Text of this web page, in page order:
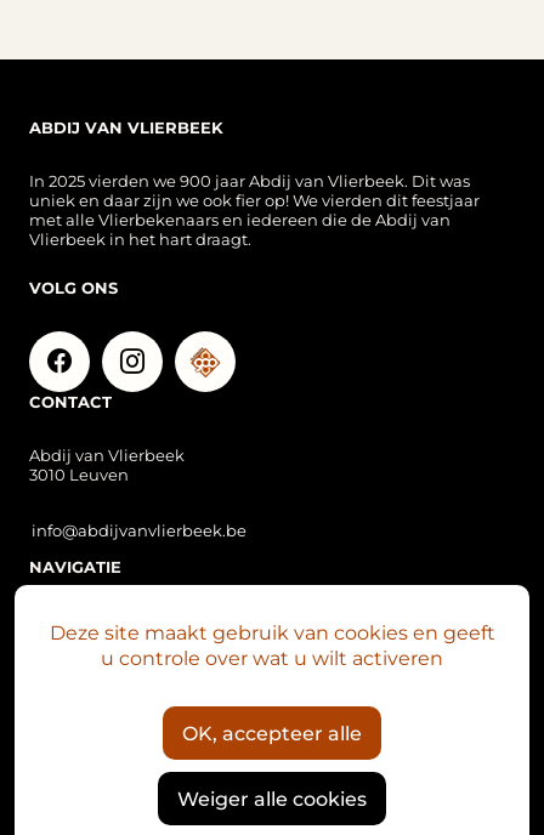
ABDIJ VAN VLIERBEEK
In 2025 vierden we 900 jaar Abdij van Vlierbeek. Dit was
uniek en daar zijn we ook fier op! We vierden dit feestjaar
met alle Vlierbekenaars en iedereen die de Abdij van
Vlierbeek in het hart draagt.
VOLG ONS
CONTACT
Abdij van Vlierbeek
3010 Leuven
info@abdijvanvlierbeek.be
NAVIGATIE
Vlierbeek nu
Het Mariaklokkenspel
Deze site maakt gebruik van cookies en geeft
u controle over wat u wilt activeren
OK, accepteer alle
Weiger alle cookies